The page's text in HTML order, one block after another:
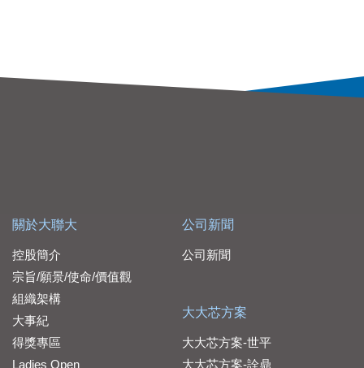
關於大聯大
控股簡介
宗旨/願景/使命/價值觀
組織架構
大事紀
得獎專區
Ladies Open
公司新聞
公司新聞
大大芯方案
大大芯方案-世平
大大芯方案-詮鼎